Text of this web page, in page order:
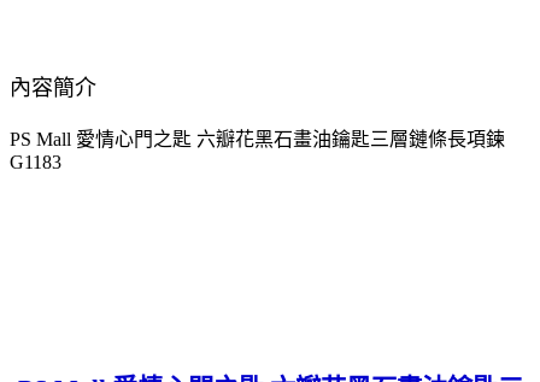
內容簡介
PS Mall 愛情心門之匙 六瓣花黑石畫油鑰匙三層鏈條長項鍊
G1183